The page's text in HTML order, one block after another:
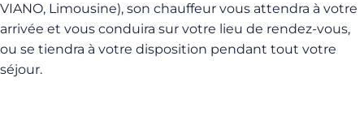
VIANO, Limousine), son chauffeur vous attendra à votre
arrivée et vous conduira sur votre lieu de rendez-vous,
ou se tiendra à votre disposition pendant tout votre
séjour.